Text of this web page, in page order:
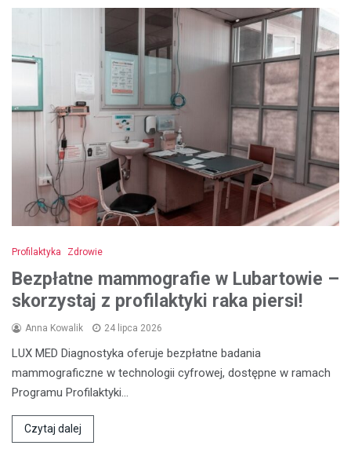
Profilaktyka Zdrowie
Bezpłatne mammografie w Lubartowie –
skorzystaj z profilaktyki raka piersi!
Anna Kowalik 24 lipca 2026
LUX MED Diagnostyka oferuje bezpłatne badania
mammograficzne w technologii cyfrowej, dostępne w ramach
Programu Profilaktyki…
Czytaj dalej